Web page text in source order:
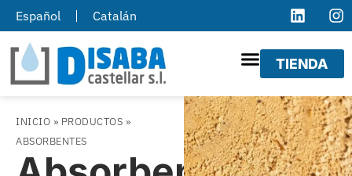
Español Catalán
TIENDA
INICIO » PRODUCTOS »
ABSORBENTES